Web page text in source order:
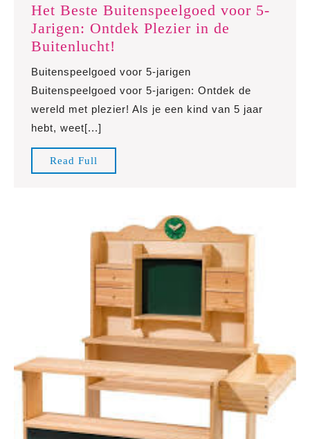
Het Beste Buitenspeelgoed voor 5-
Jarigen: Ontdek Plezier in de
Buitenlucht!
Buitenspeelgoed
voor
5-
Ontdek
Plezier
Buitenlucht!
Buitenspeelgoed voor 5-jarigen
Buitenspeelgoed voor 5-jarigen: Ontdek de
wereld met plezier! Als je een kind van 5 jaar
hebt, weet[...]
Read Full
Full